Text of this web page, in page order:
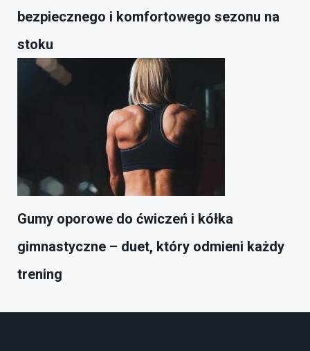
bezpiecznego i komfortowego sezonu na
stoku
Gumy oporowe do ćwiczeń i kółka
gimnastyczne – duet, który odmieni każdy
trening